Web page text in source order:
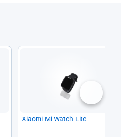
Xiaomi Mi Watch Lite
nächste